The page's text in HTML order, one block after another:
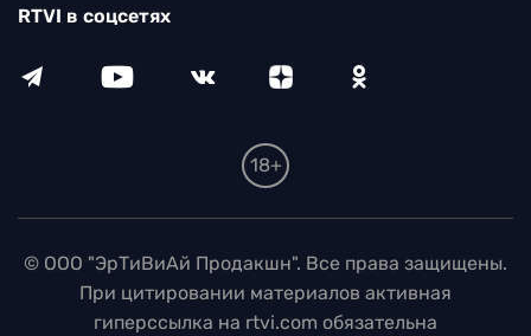
RTVI в соцсетях
18+
© ООО "ЭрТиВиАй Продакшн". Все права защищены.
При цитировании материалов активная
гиперссылка на rtvi.com обязательна